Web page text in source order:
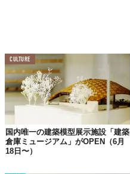
CULTURE
国内唯一の建築模型展示施設「建築
倉庫ミュージアム」がOPEN（6月
18日〜）